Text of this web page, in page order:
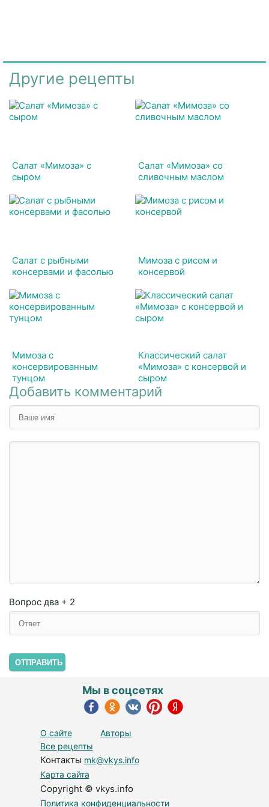
Другие рецепты
Салат «Мимоза» с
сыром
Салат «Мимоза» со
сливочным маслом
Салат с рыбными
консервами и фасолью
Мимоза с рисом и
консервой
Мимоза с
консервированным
тунцом
Классический салат
«Мимоза» с консервой и
сыром
Добавить комментарий
Вопрос два + 2
ОТПРАВИТЬ
О сайте
Авторы
Все рецепты
Контакты mk@vkys.info
Карта сайта
Copyright © vkys.info
Политика конфиденциальности
Мы в соцсетях